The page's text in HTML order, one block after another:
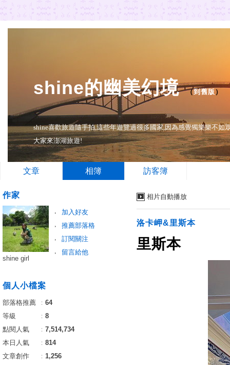
shine的幽美幻境（到舊版 ）
shine喜歡旅遊隨手拍,這些年遊覽過很多國家,因為感覺獨樂樂不
大家來澎湖旅遊!
文章 相簿 訪客簿
相片自動播放
洛卡岬&里斯本
里斯本
作家
加入好友
推薦部落格
訂閱關注
留言給他
shine girl
個人小檔案
部落格推薦 ： 64
等級
： 8
點閱人氣
： 7,514,734
本日人氣
： 814
文章創作
： 1,256